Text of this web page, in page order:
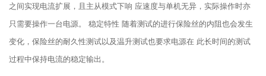
之间实现电流扩展，且主从模式下响 应速度与单机无异，实际操作时亦
只需要操作一台电源。 稳定特性 随着测试的进行保险丝的内阻也会发生
变化，保险丝的耐久性测试以及温升测试也要求电源在 此长时间的测试
过程中保持电流的稳定输出。